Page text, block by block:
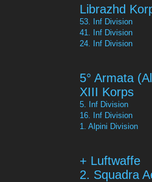
Librazhd
53. Inf Division
41. Inf Division
24. Inf Division
5° Armata
XIII Korps
5. Inf Division
16. Inf Division
1. Alpini Division
+ Luftwaffe
2. Squadra